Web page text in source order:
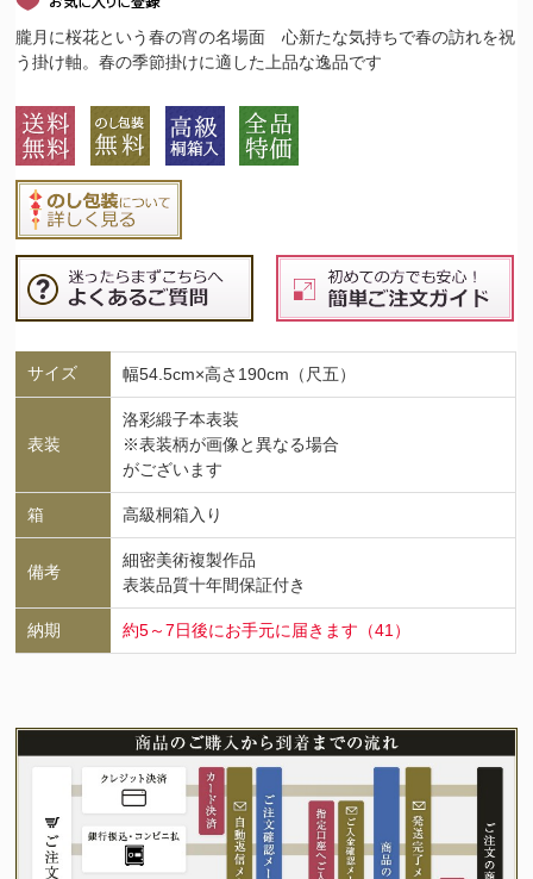
朧月に桜花という春の宵の名場面 心新たな気持ちで春の訪れを祝
う掛け軸。春の季節掛けに適した上品な逸品です
サイズ 幅54.5cm×高さ190cm（尺五）
表装
洛彩緞子本表装
※表装柄が画像と異なる場合
がございます
箱 高級桐箱入り
備考
細密美術複製作品
表装品質十年間保証付き
納期 約5～7日後にお手元に届きます（41）